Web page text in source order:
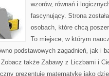
wzorów, równań i
fascynujący. Strona
osobach, które chcą
To miejsce, w którym
podstawowych zagadnień, jak i
także Zabawy z Liczbami i
prezentuje matematykę jako